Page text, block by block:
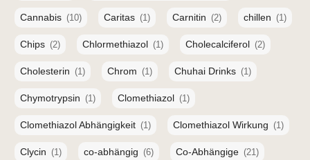
Cannabis (10) Caritas (1) Carnitin (2) chillen (1)
Chips (2) Chlormethiazol (1) Cholecalciferol (2)
Cholesterin (1) Chrom (1) Chuhai Drinks (1)
Chymotrypsin (1) Clomethiazol (1)
Clomethiazol Abhängigkeit (1) Clomethiazol Wirkung (1)
Clycin (1) co-abhängig (6) Co-Abhängige (21)